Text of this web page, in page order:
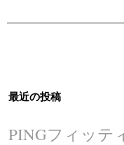
最近の投稿
PINGフィッテ